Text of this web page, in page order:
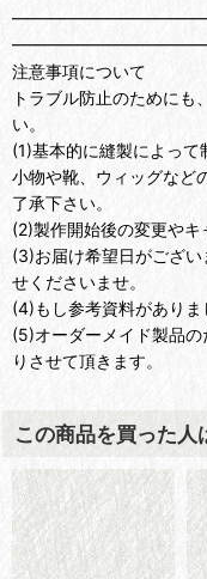
注意事項について
トラブル防止のためにも
い。
(1)基本的に縫製によって
小物や靴、ウィッグなど
了承下さい。
(2)製作開始後の変更やキ
(3)お届け希望日がござ
せくださいませ。
(4)もし参考資料がありま
(5)オーダーメイド製品
りさせて頂きます。
この商品を買った